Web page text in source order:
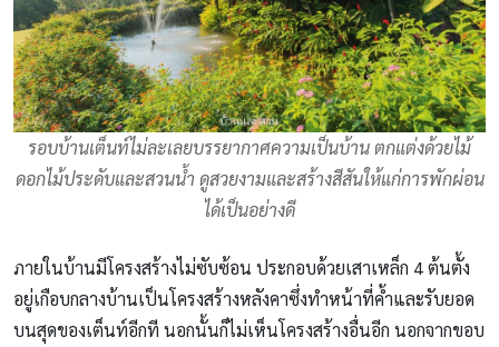
รอบบ้านเต็นท์ไม่ละเลยบรรยากาศความเป็นบ้าน ตกแต่งด้วยไม้
ดอกไม้ประดับและสวนน้ำ ดูสวยงามและสร้างสีสันให้แก่การพักผ่อน
ได้เป็นอย่างดี
ภายในบ้านมีโครงสร้างไม่ซับซ้อน ประกอบด้วยเสาเหล็ก 4 ต้นตั้ง
อยู่เกือบกลางบ้านเป็นโครงสร้างหลังคาซึ่งทำหน้าที่ค้ำและรับยอด
บนสุดของเต็นท์อีกที นอกนั้นก็ไม่เห็นโครงสร้างอื่นอีก นอกจากขอบ